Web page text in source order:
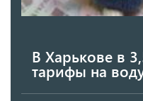
В Харькове в
тарифы на